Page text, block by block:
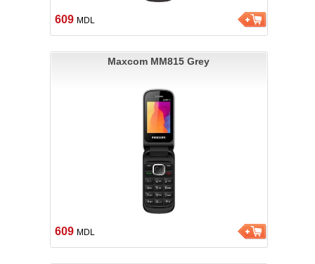
609 MDL
Maxcom MM815 Grey
609 MDL